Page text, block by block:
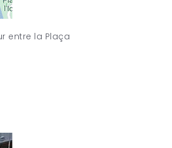
entre la Plaça